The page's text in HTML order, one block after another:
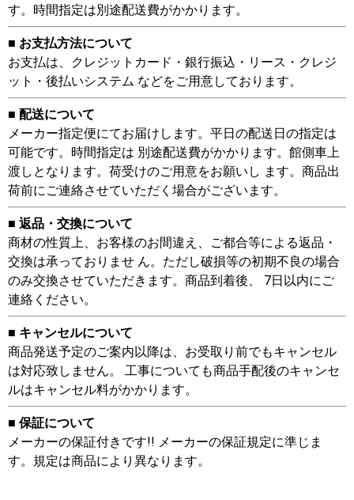
す。時間指定は別途配送費がかかります。
■ お支払方法について
お支払は、クレジットカード・銀行振込・リース・クレジ
ット・後払いシステム などをご用意しております。
■ 配送について
メーカー指定便にてお届けします。平日の配送日の指定は
可能です。時間指定は 別途配送費がかかります。館側車上
渡しとなります。荷受けのご用意をお願いし ます。商品出
荷前にご連絡させていただく場合がございます。
■ 返品・交換について
商材の性質上、お客様のお間違え、ご都合等による返品・
交換は承っておりませ ん。ただし破損等の初期不良の場合
のみ交換させていただきます。商品到着後、 7日以内にご
連絡ください。
■ キャンセルについて
商品発送予定のご案内以降は、お受取り前でもキャンセル
は対応致しません。 工事についても商品手配後のキャンセ
ルはキャンセル料がかかります。
■ 保証について
メーカーの保証付きです!! メーカーの保証規定に準じま
す。規定は商品により異なります。